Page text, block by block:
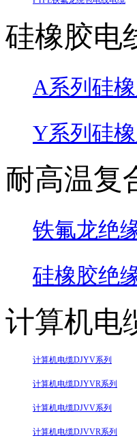
硅橡胶电
A系列硅
Y系列硅
耐高温复
铁氟龙绝
硅橡胶绝
计算机电
计算机电缆DJYV系列
计算机电缆DJYVR系列
计算机电缆DJVV系列
计算机电缆DJVVR系列